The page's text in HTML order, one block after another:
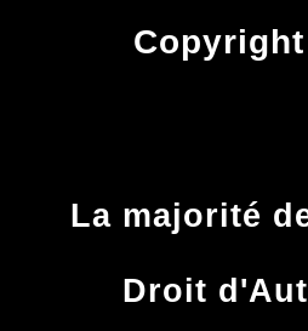
Copyright
La majorité
Droit